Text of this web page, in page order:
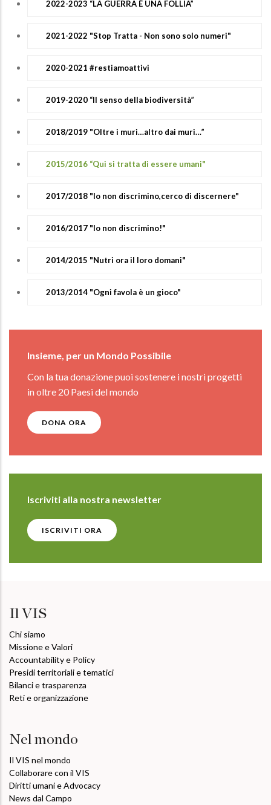
2022-2023 “LA GUERRA È UNA FOLLIA”
2021-2022 "Stop Tratta - Non sono solo numeri"
2020-2021 #restiamoattivi
2019-2020 “Il senso della biodiversità”
2018/2019 "Oltre i muri…altro dai muri…”
2015/2016 “Qui si tratta di essere umani"
2017/2018 "Io non discrimino,cerco di discernere"
2016/2017 "Io non discrimino!"
2014/2015 "Nutri ora il loro domani"
2013/2014 "Ogni favola è un gioco"
Insieme, per un Mondo Possibile
Con la tua donazione puoi sostenere i nostri progetti
in oltre 20 Paesi del mondo
DONA ORA
Iscriviti alla nostra newsletter
ISCRIVITI ORA
Il VIS
Chi siamo
Missione e Valori
Accountability e Policy
Presidi territoriali e tematici
Bilanci e trasparenza
Reti e organizzazione
Nel mondo
Il VIS nel mondo
Collaborare con il VIS
Diritti umani e Advocacy
News dal Campo